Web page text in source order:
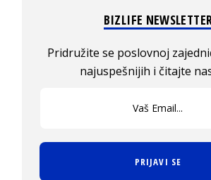
BIZLIFE
Pridružite se poslovnoj
najuspešnijih i čitajte
PRIJAVI SE